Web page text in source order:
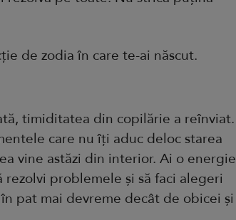
de zodia în care te-ai născut.
timiditatea din copilărie a reînviat.
care nu îți aduc deloc starea
vine astăzi din interior. Ai o energie
problemele și să faci alegeri
pat mai devreme decât de obicei și